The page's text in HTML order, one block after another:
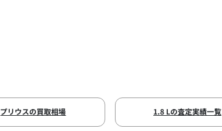
プリウスの買取相場 1.8 Lの査定実績一覧